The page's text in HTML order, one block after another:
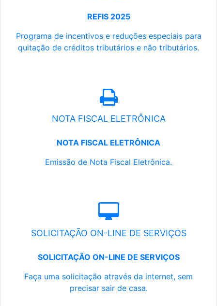
REFIS 2025
Programa de incentivos e reduções especiais para
quitação de créditos tributários e não tributários.
NOTA FISCAL ELETRÔNICA
NOTA FISCAL ELETRÔNICA
Emissão de Nota Fiscal Eletrônica.
SOLICITAÇÃO ON-LINE DE SERVIÇOS
SOLICITAÇÃO ON-LINE DE SERVIÇOS
Faça uma solicitação através da internet, sem
precisar sair de casa.